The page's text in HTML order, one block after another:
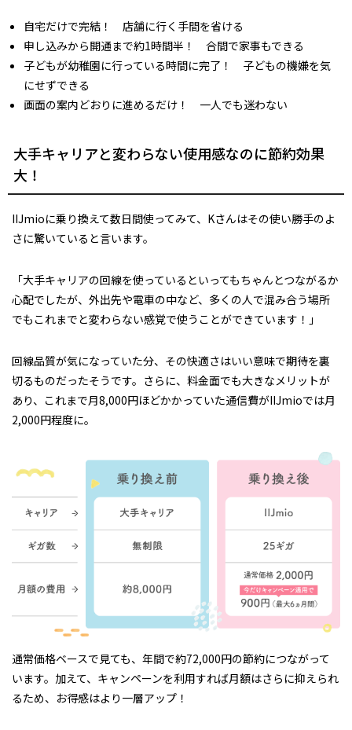
自宅だけで完結！ 店舗に行く手間を省ける
申し込みから開通まで約1時間半！ 合間で家事もできる
子どもが幼稚園に行っている時間に完了！ 子どもの機嫌を気
にせずできる
画面の案内どおりに進めるだけ！ 一人でも迷わない
大手キャリアと変わらない使用感なのに節約効果
大！
IIJmioに乗り換えて数日間使ってみて、Kさんはその使い勝手のよ
さに驚いていると言います。
「大手キャリアの回線を使っているといってもちゃんとつながるか
心配でしたが、外出先や電車の中など、多くの人で混み合う場所
でもこれまでと変わらない感覚で使うことができています！」
回線品質が気になっていた分、その快適さはいい意味で期待を裏
切るものだったそうです。さらに、料金面でも大きなメリットが
あり、これまで月8,000円ほどかかっていた通信費がIIJmioでは月
2,000円程度に。
通常価格ベースで見ても、年間で約72,000円の節約につながって
います。加えて、キャンペーンを利用すれば月額はさらに抑えられ
るため、お得感はより一層アップ！